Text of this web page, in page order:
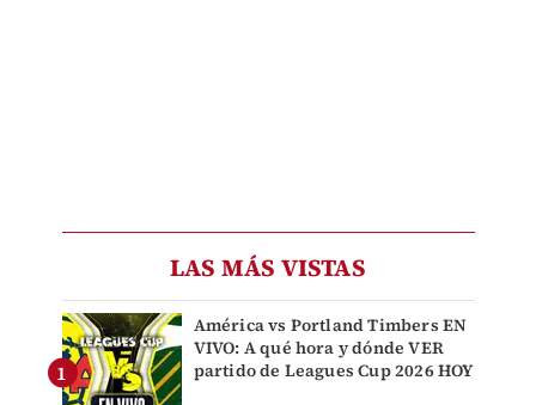
LAS MÁS VISTAS
América vs Portland Timbers EN
VIVO: A qué hora y dónde VER
partido de Leagues Cup 2026 HOY